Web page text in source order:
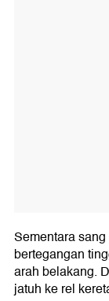
Sementara
bertegangan
arah belakang.
jatuh ke rel